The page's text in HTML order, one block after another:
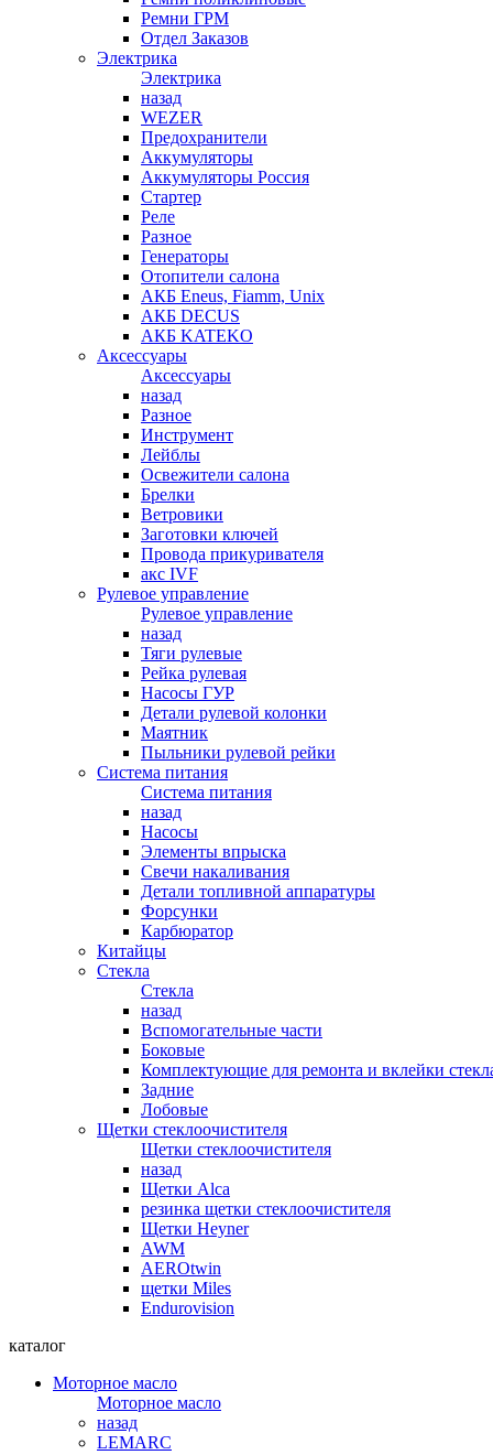
Ремни ГРМ
Отдел Заказов
Электрика
Электрика
назад
WEZER
Предохранители
Аккумуляторы
Аккумуляторы Россия
Стартер
Реле
Разное
Генераторы
Отопители салона
АКБ Eneus, Fiamm, Unix
АКБ DECUS
АКБ KATEKO
Аксессуары
Аксессуары
назад
Разное
Инструмент
Лейблы
Освежители салона
Брелки
Ветровики
Заготовки ключей
Провода прикуривателя
акс IVF
Рулевое управление
Рулевое управление
назад
Тяги рулевые
Рейка рулевая
Насосы ГУР
Детали рулевой колонки
Маятник
Пыльники рулевой рейки
Система питания
Система питания
назад
Насосы
Элементы впрыска
Свечи накаливания
Детали топливной аппаратуры
Форсунки
Карбюратор
Китайцы
Стекла
Стекла
назад
Вспомогательные части
Боковые
Комплектующие для ремонта и вклейки
Задние
Лобовые
Щетки стеклоочистителя
Щетки стеклоочистителя
назад
Щетки Alca
резинка щетки стеклоочистителя
Щетки Heyner
AWM
AEROtwin
щетки Miles
Endurovision
каталог
Моторное масло
Моторное масло
назад
LEMARC